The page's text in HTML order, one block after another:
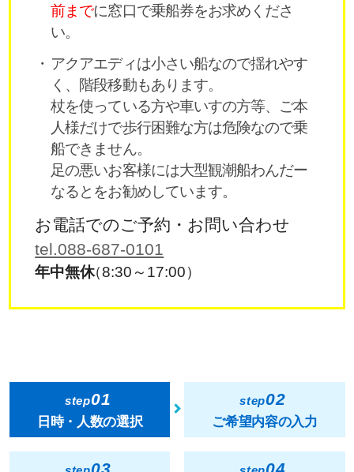
前までに窓口で乗船券をお求めくださ
い。
アクアエディは小さい船なので揺れやす
く、階段移動もあります。
杖を使っている方や車いすの方等、ご本
人様だけで歩行困難な方は危険なので乗
船できません。
足の悪いお客様には大型観潮船わんだー
なるとをお勧めしています。
お電話でのご予約・お問い合わせ
tel.088-687-0101
年中無休（8:30～17:00）
step01
日時・人数の選択
step02
ご希望内容の入力